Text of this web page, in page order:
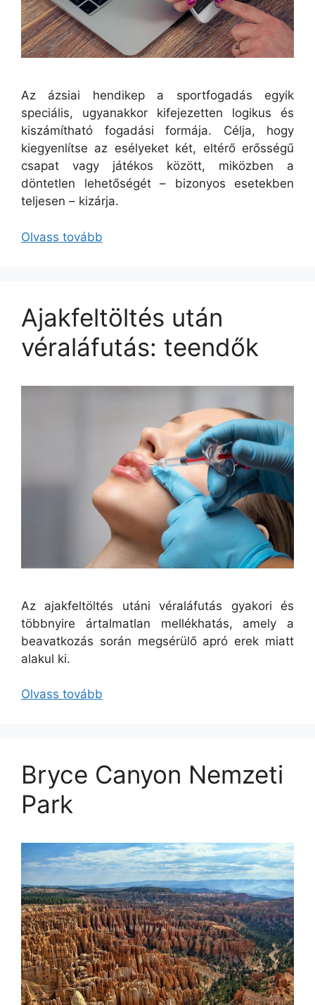
Az ázsiai hendikep a sportfogadás egyik
speciális, ugyanakkor kifejezetten logikus és
kiszámítható fogadási formája. Célja, hogy
kiegyenlítse az esélyeket két, eltérő erősségű
csapat vagy játékos között, miközben a
döntetlen lehetőségét – bizonyos esetekben
teljesen – kizárja.
Olvass tovább
Ajakfeltöltés után
véraláfutás: teendők
Az ajakfeltöltés utáni véraláfutás gyakori és
többnyire ártalmatlan mellékhatás, amely a
beavatkozás során megsérülő apró erek miatt
alakul ki.
Olvass tovább
Bryce Canyon Nemzeti
Park